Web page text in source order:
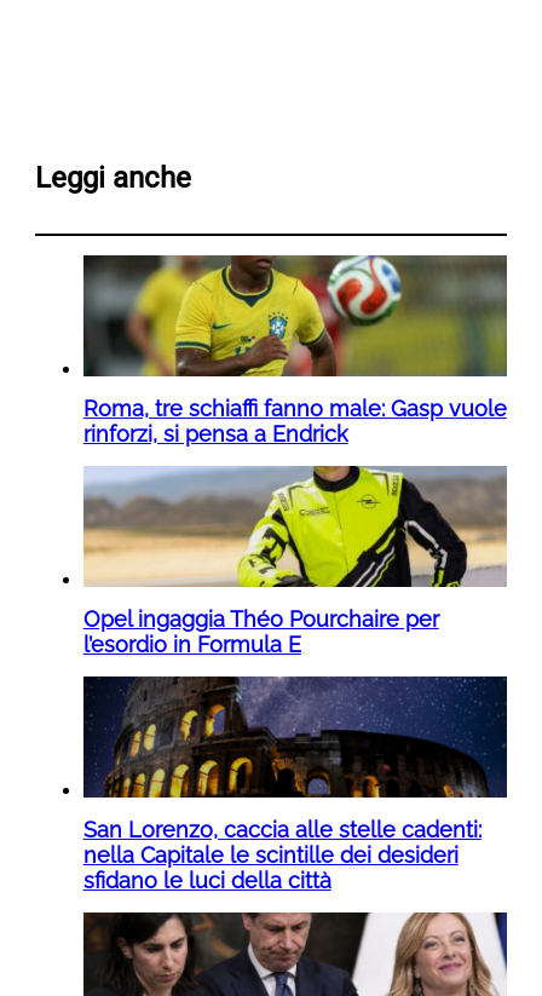
Leggi anche
Roma, tre schiaffi fanno male: Gasp vuole
rinforzi, si pensa a Endrick
Opel ingaggia Théo Pourchaire per
l’esordio in Formula E
San Lorenzo, caccia alle stelle cadenti:
nella Capitale le scintille dei desideri
sfidano le luci della città